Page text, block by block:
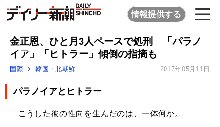
情報提供する
金正恩、ひと月3人ペースで処刑 「パラノ
イア」「ヒトラー」傾倒の指摘も
国際 韓国・北朝鮮 2017年05月11日
パラノイアとヒトラー
こうした彼の性向を生んだのは、一体何か。